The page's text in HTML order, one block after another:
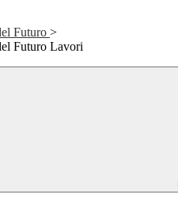
Futuro >
Futuro Lavori